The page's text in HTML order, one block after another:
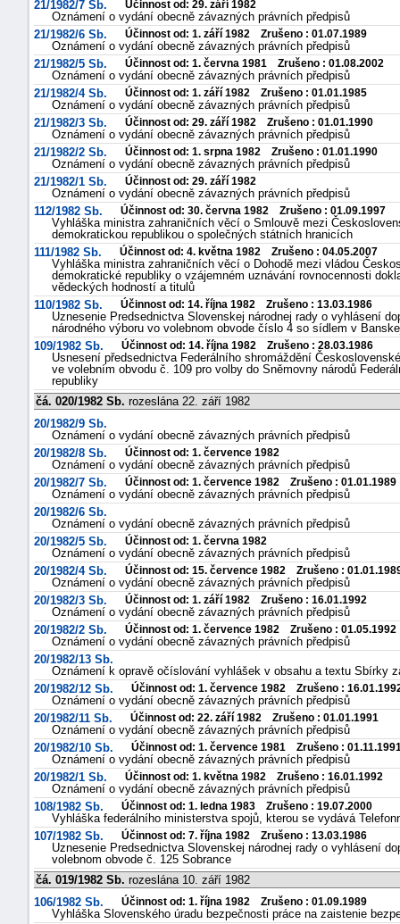
21/1982/7 Sb. Účinnost od: 29. září 1982
Oznámení o vydání obecně závazných právních předpisů
21/1982/6 Sb.
Účinnost od: 1. září 1982 Zrušeno : 01.07.1989
Oznámení o vydání obecně závazných právních předpisů
21/1982/5 Sb.
Účinnost od: 1. června 1981 Zrušeno : 01.08.2002
Oznámení o vydání obecně závazných právních předpisů
21/1982/4 Sb.
Účinnost od: 1. září 1982 Zrušeno : 01.01.1985
Oznámení o vydání obecně závazných právních předpisů
21/1982/3 Sb.
Účinnost od: 29. září 1982 Zrušeno : 01.01.1990
Oznámení o vydání obecně závazných právních předpisů
21/1982/2 Sb.
Účinnost od: 1. srpna 1982 Zrušeno : 01.01.1990
Oznámení o vydání obecně závazných právních předpisů
21/1982/1 Sb.
Účinnost od: 29. září 1982
Oznámení o vydání obecně závazných právních předpisů
112/1982 Sb.
Účinnost od: 30. června 1982 Zrušeno : 01.09.1997
Vyhláška ministra zahraničních věcí o Smlouvě mezi
demokratickou republikou o společných státních hranicích
111/1982 Sb.
Účinnost od: 4. května 1982 Zrušeno : 04.05.2007
Vyhláška ministra zahraničních věcí o Dohodě mezi vládou
demokratické republiky o vzájemném uznávání rovnocennosti
vědeckých hodností a titulů
110/1982 Sb.
Účinnost od: 14. října 1982 Zrušeno : 13.03.1986
Uznesenie Predsednictva Slovenskej národnej rady o vyhlásení
národného výboru vo volebnom obvode číslo 4 so sídlem v
109/1982 Sb.
Účinnost od: 14. října 1982 Zrušeno : 28.03.1986
Usnesení předsednictva Federálního shromáždění
ve volebním obvodu č. 109 pro volby do Sněmovny národů
republiky
čá. 020/1982 Sb. rozeslána 22. září 1982
20/1982/9 Sb.
Oznámení o vydání obecně závazných právních předpisů
20/1982/8 Sb.
Účinnost od: 1. července 1982
Oznámení o vydání obecně závazných právních předpisů
20/1982/7 Sb.
Účinnost od: 1. července 1982 Zrušeno : 01.01.1989
Oznámení o vydání obecně závazných právních předpisů
20/1982/6 Sb.
Oznámení o vydání obecně závazných právních předpisů
20/1982/5 Sb.
Účinnost od: 1. června 1982
Oznámení o vydání obecně závazných právních předpisů
20/1982/4 Sb.
Účinnost od: 15. července 1982 Zrušeno :
Oznámení o vydání obecně závazných právních předpisů
20/1982/3 Sb.
Účinnost od: 1. září 1982 Zrušeno : 16.01.1992
Oznámení o vydání obecně závazných právních předpisů
20/1982/2 Sb.
Účinnost od: 1. července 1982 Zrušeno : 01.05.1992
Oznámení o vydání obecně závazných právních předpisů
20/1982/13 Sb.
Oznámení k opravě očíslování vyhlášek v obsahu a textu Sbírky
20/1982/12 Sb.
Účinnost od: 1. července 1982 Zrušeno :
Oznámení o vydání obecně závazných právních předpisů
20/1982/11 Sb.
Účinnost od: 22. září 1982 Zrušeno : 01.01.1991
Oznámení o vydání obecně závazných právních předpisů
20/1982/10 Sb.
Účinnost od: 1. července 1981 Zrušeno :
Oznámení o vydání obecně závazných právních předpisů
20/1982/1 Sb.
Účinnost od: 1. května 1982 Zrušeno : 16.01.1992
Oznámení o vydání obecně závazných právních předpisů
108/1982 Sb.
Účinnost od: 1. ledna 1983 Zrušeno : 19.07.2000
Vyhláška federálního ministerstva spojů, kterou se vydává
107/1982 Sb.
Účinnost od: 7. října 1982 Zrušeno : 13.03.1986
Uznesenie Predsednictva Slovenskej národnej rady o vyhlásení
volebnom obvode č. 125 Sobrance
čá. 019/1982 Sb. rozeslána 10. září 1982
106/1982 Sb.
Účinnost od: 1. října 1982 Zrušeno : 01.09.1989
Vyhláška Slovenského úradu bezpečnosti práce na zaistenie